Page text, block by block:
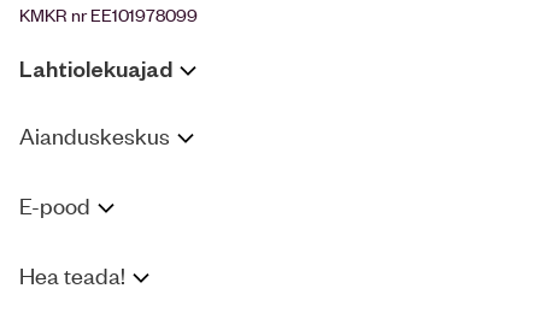
KMKR nr EE101978099
Lahtiolekuajad
Aianduskeskus
E-pood
Hea teada!